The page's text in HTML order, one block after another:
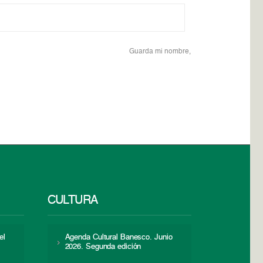
Guarda mi nombre,
CULTURA
Agenda Cultural Banesco. Junio
2026. Segunda edición